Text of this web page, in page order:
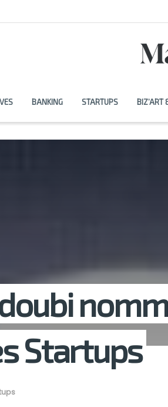
BANKING STARTUPS BIZ’ART
Startups